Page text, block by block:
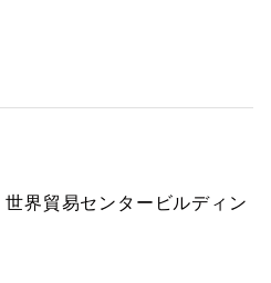
界貿易センタービルディン